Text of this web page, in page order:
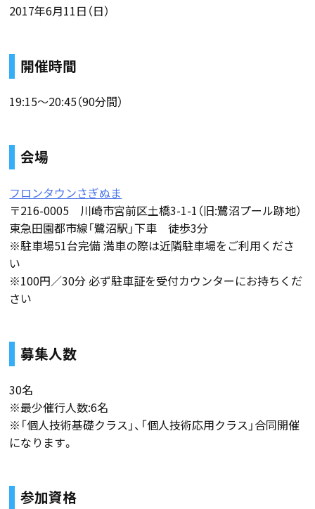
2017年6月11日（日）
開催時間
19:15〜20:45（90分間）
会場
フロンタウンさぎぬま
〒216-0005 川崎市宮前区土橋3-1-1（旧:鷺沼プール跡地）
東急田園都市線「鷺沼駅」下車 徒歩3分
※駐車場51台完備 満車の際は近隣駐車場をご利用くださ
い
※100円／30分 必ず駐車証を受付カウンターにお持ちくだ
さい
募集人数
30名
※最少催行人数:6名
※「個人技術基礎クラス」、「個人技術応用クラス」合同開催
になります。
参加資格